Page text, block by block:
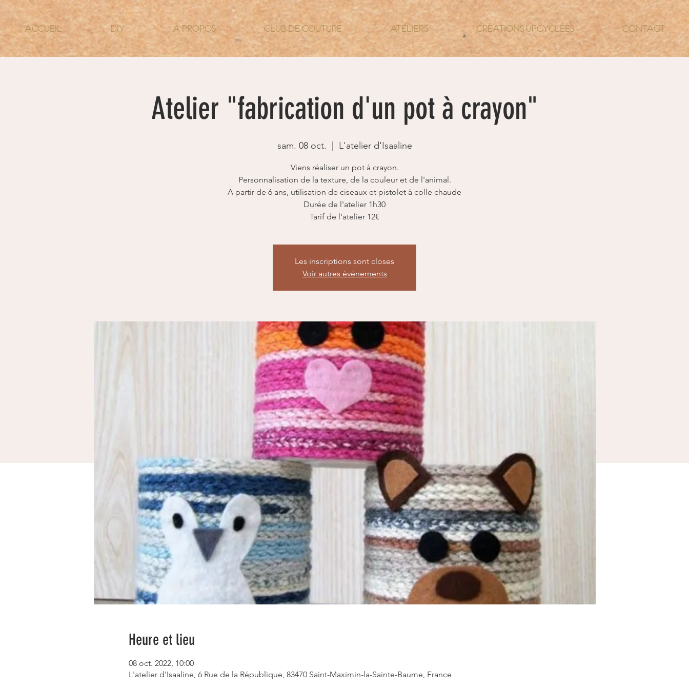
ACCUEIL DIY À PROPOS CLUB DE COUTURE ATELIERS CRÉATIONS UPCYCLÉES CONTACT
Atelier "fabrication d'un pot à crayon"
sam. 08 oct. L'atelier d'Isaaline
Viens réaliser un pot à crayon.
Personnalisation de la texture, de la couleur et de l'animal.
A partir de 6 ans, utilisation de ciseaux et pistolet à colle chaude
Durée de l'atelier 1h30
Tarif de l'atelier 12€
Les inscriptions sont closes
Voir autres événements
Heure et lieu
08 oct. 2022, 10:00
L'atelier d'Isaaline, 6 Rue de la République, 83470 Saint-Maximin-la-Sainte-Baume, France